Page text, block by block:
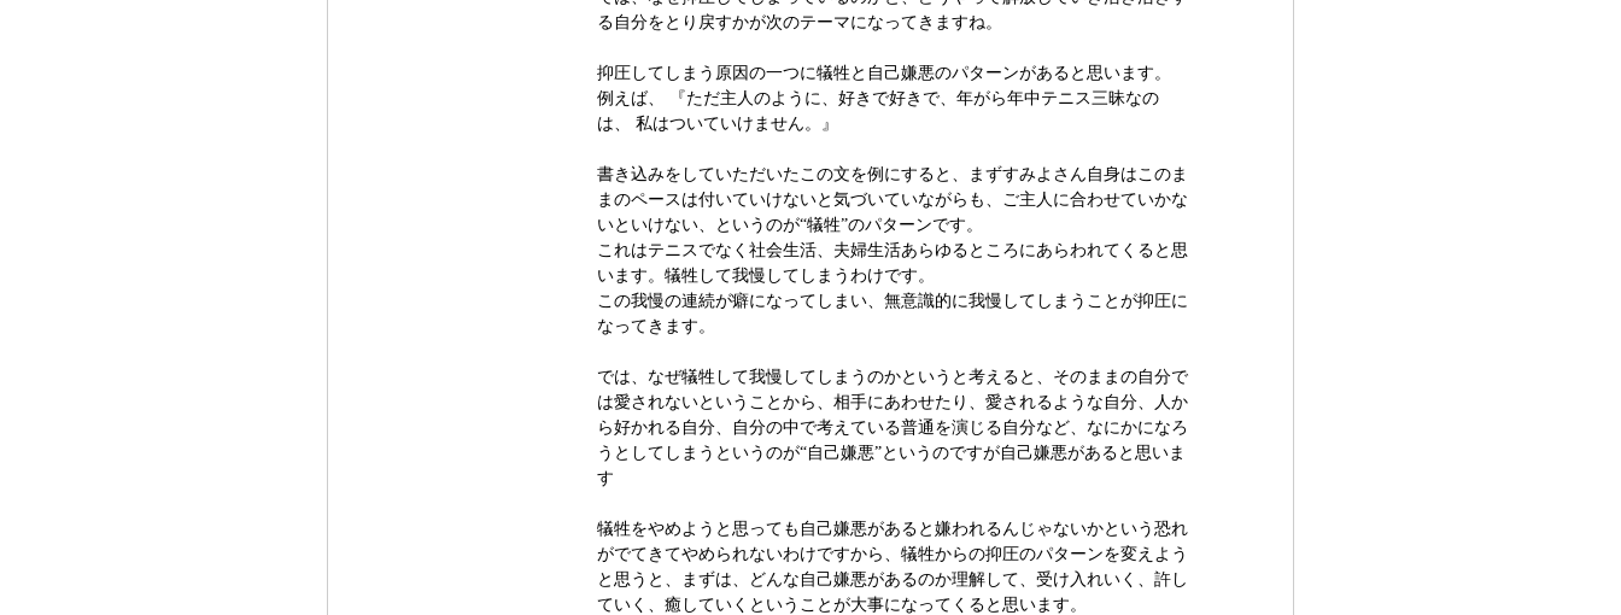
る自分をとり戻すかが次のテーマになってきますね。
抑圧してしまう原因の一つに犠牲と自己嫌悪のパターンがあると思います。
例えば、 『ただ主人のように、好きで好きで、年がら年中テニス三昧なの
は、 私はついていけません。』
書き込みをしていただいたこの文を例にすると、まずすみよさん自身はこのま
まのペースは付いていけないと気づいていながらも、ご主人に合わせていかな
いといけない、というのが“犠牲”のパターンです。
これはテニスでなく社会生活、夫婦生活あらゆるところにあらわれてくると思
います。犠牲して我慢してしまうわけです。
この我慢の連続が癖になってしまい、無意識的に我慢してしまうことが抑圧に
なってきます。
では、なぜ犠牲して我慢してしまうのかというと考えると、そのままの自分で
は愛されないということから、相手にあわせたり、愛されるような自分、人か
ら好かれる自分、自分の中で考えている普通を演じる自分など、なにかになろ
うとしてしまうというのが“自己嫌悪”というのですが自己嫌悪があると思いま
す
犠牲をやめようと思っても自己嫌悪があると嫌われるんじゃないかという恐れ
がでてきてやめられないわけですから、犠牲からの抑圧のパターンを変えよう
と思うと、まずは、どんな自己嫌悪があるのか理解して、受け入れいく、許し
ていく、癒していくということが大事になってくると思います。